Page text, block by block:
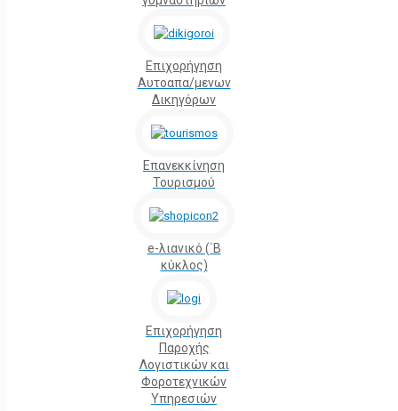
Επιχορήγηση
Αυτοαπα/μενων
Δικηγόρων
Επανεκκίνηση
Τουρισμού
e-λιανικό (΄Β
κύκλος)
Επιχορήγηση
Παροχής
Λογιστικών και
Φοροτεχνικών
Υπηρεσιών